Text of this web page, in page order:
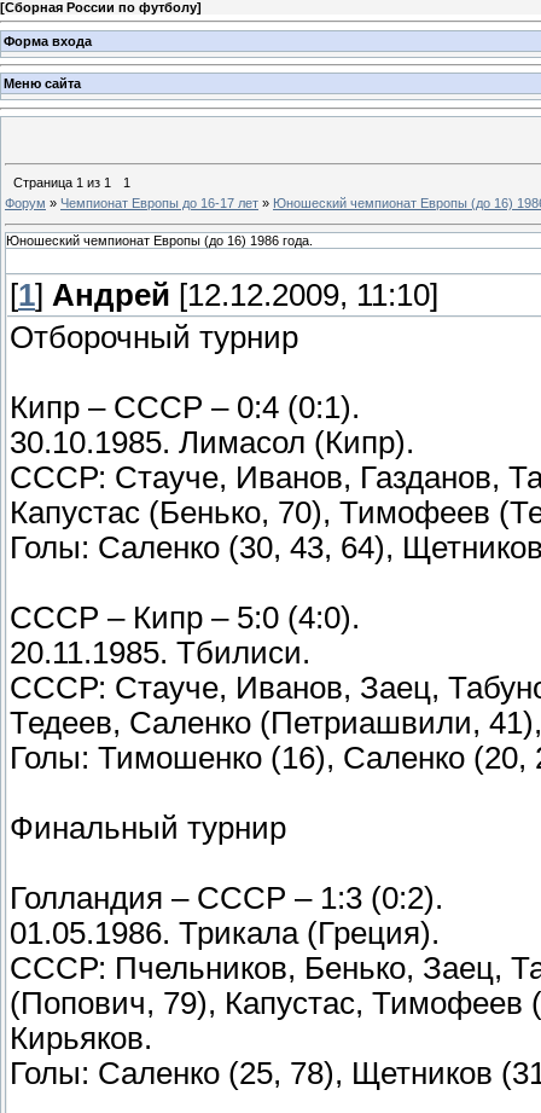
[Сборная России по футболу]
Форма входа
Меню сайта
Страница 1 из 1
1
Форум » Чемпионат Европы до 16-17 лет » Юношеский чемпионат Европы (до 16)
Юношеский чемпионат Европы (до 16) 1986 года.
[1] Андрей [12.12.2009, 11:10]
Отборочный турнир
Кипр – СССР – 0:4 (0:1).
30.10.1985. Лимасол (Кипр).
СССР: Стауче, Иванов, Газданов,
Капустас (Бенько, 70), Тимофеев
Голы: Саленко (30, 43, 64),
СССР – Кипр – 5:0 (4:0).
20.11.1985. Тбилиси.
СССР: Стауче, Иванов, Заец,
Тедеев, Саленко (Петриашвили,
Голы: Тимошенко (16), Саленко (20,
Финальный турнир
Голландия – СССР – 1:3 (0:2).
01.05.1986. Трикала (Греция).
СССР: Пчельников, Бенько, Заец,
(Попович, 79), Капустас,
Кирьяков.
Голы: Саленко (25, 78), Щетников